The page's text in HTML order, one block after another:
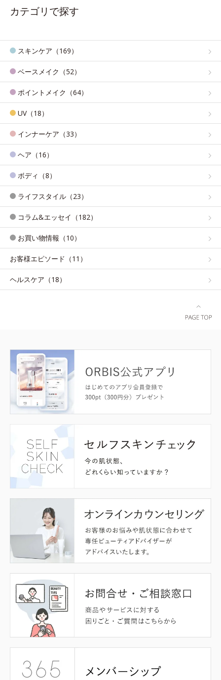
カテゴリで探す
スキンケア（169）
ベースメイク（52）
ポイントメイク（64）
UV（18）
インナーケア（33）
ヘア（16）
ボディ（8）
ライフスタイル（23）
コラム&エッセイ（182）
お買い物情報（10）
お客様エピソード（11）
ヘルスケア（18）